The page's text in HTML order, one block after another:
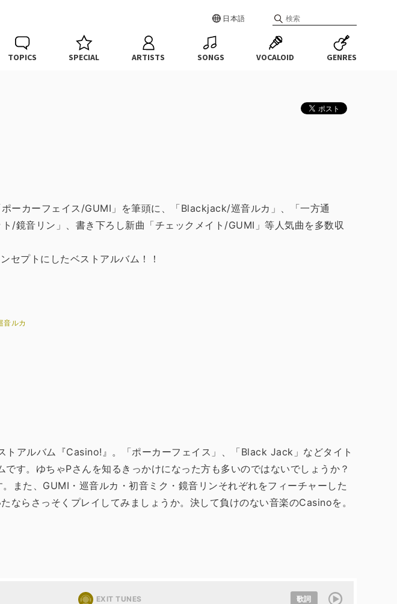
日本語
TOPICS SPECIAL ARTISTS SONGS VOCALOID GENRES
ーカーフェイス/GUMI」を筆頭に、「Blackjack/巡音ルカ」、「一方通
/鏡音リン」、書き下ろし新曲「チェックメイト/GUMI」等人気曲を多数収
セプトにしたベストアルバム！！
音ルカ
アルバム『Casino!』。「ポーカーフェイス」、「Black Jack」などタイト
す。ゆちゃPさんを知るきっかけになった方も多いのではないでしょうか？
また、GUMI・巡音ルカ・初音ミク・鏡音リンそれぞれをフィーチャーした
らさっそくプレイしてみましょうか。決して負けのない音楽のCasinoを。
EXIT TUNES 歌詞